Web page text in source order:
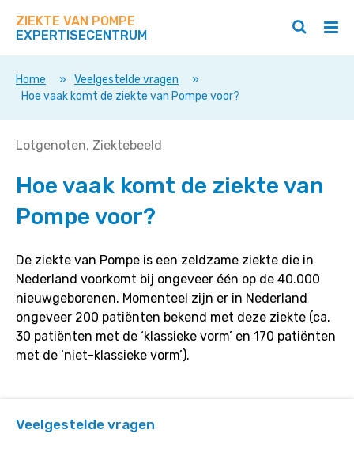
direct
op
deze
ZIEKTE VAN POMPE
EXPERTISECENTRUM
/
Zoeken
/
Home » Veelgestelde vragen
»
Hoe vaak komt de ziekte van Pompe voor?
Hoe
komt
ziekte
Pompe
voor?
Lotgenoten Ziektebeeld
Hoe vaak komt de ziekte van
Pompe voor?
De ziekte van Pompe is een zeldzame ziekte die in
Nederland voorkomt bij ongeveer één op de 40.000
nieuwgeborenen. Momenteel zijn er in Nederland
ongeveer 200 patiënten bekend met deze ziekte (ca.
30 patiënten met de ‘klassieke vorm’ en 170 patiënten
met de ‘niet-klassieke vorm’).
Veelgestelde vragen